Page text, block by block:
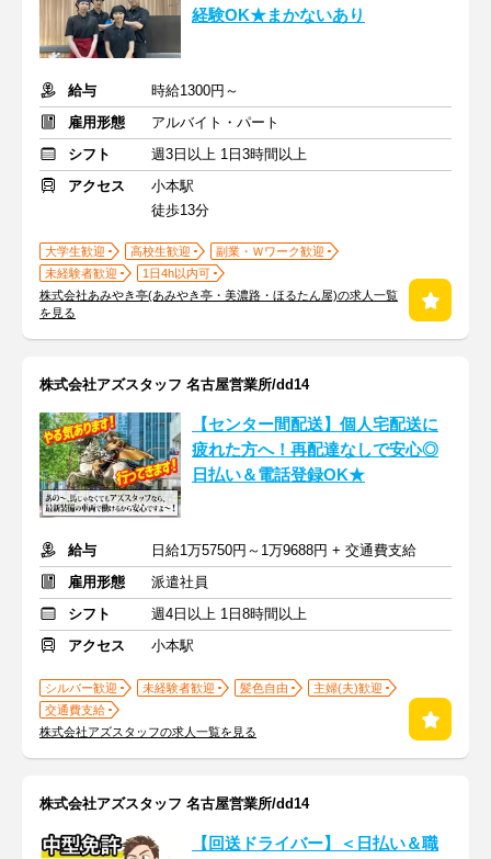
経験OK★まかないあり
給与
時給1300円～
雇用形態
アルバイト・パート
シフト
週3日以上 1日3時間以上
アクセス
小本駅
徒歩13分
大学生歓迎 高校生歓迎
副業・Ｗワーク歓迎
未経験者歓迎
1日4h以内可
株式会社あみやき亭(あみやき亭・美濃路・ほるたん屋)の求人一覧
を見る
株式会社アズスタッフ 名古屋営業所/dd14
【センター間配送】個人宅配送に
疲れた方へ！再配達なしで安心◎
日払い＆電話登録OK★
給与
日給1万5750円～1万9688円 + 交通費支給
雇用形態
派遣社員
シフト
週4日以上 1日8時間以上
アクセス
小本駅
シルバー歓迎 未経験者歓迎 髪色自由
主婦(夫)歓迎
交通費支給
株式会社アズスタッフの求人一覧を見る
株式会社アズスタッフ 名古屋営業所/dd14
【回送ドライバー】＜日払い＆職